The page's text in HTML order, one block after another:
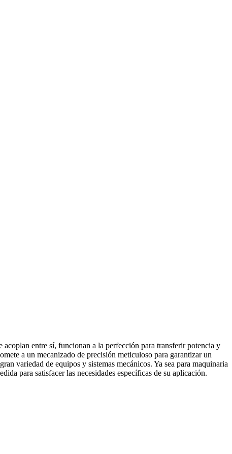
acoplan entre sí, funcionan a la perfección para transferir potencia y
a un mecanizado de precisión meticuloso para garantizar un
variedad de equipos y sistemas mecánicos. Ya sea para maquinaria
para satisfacer las necesidades específicas de su aplicación.